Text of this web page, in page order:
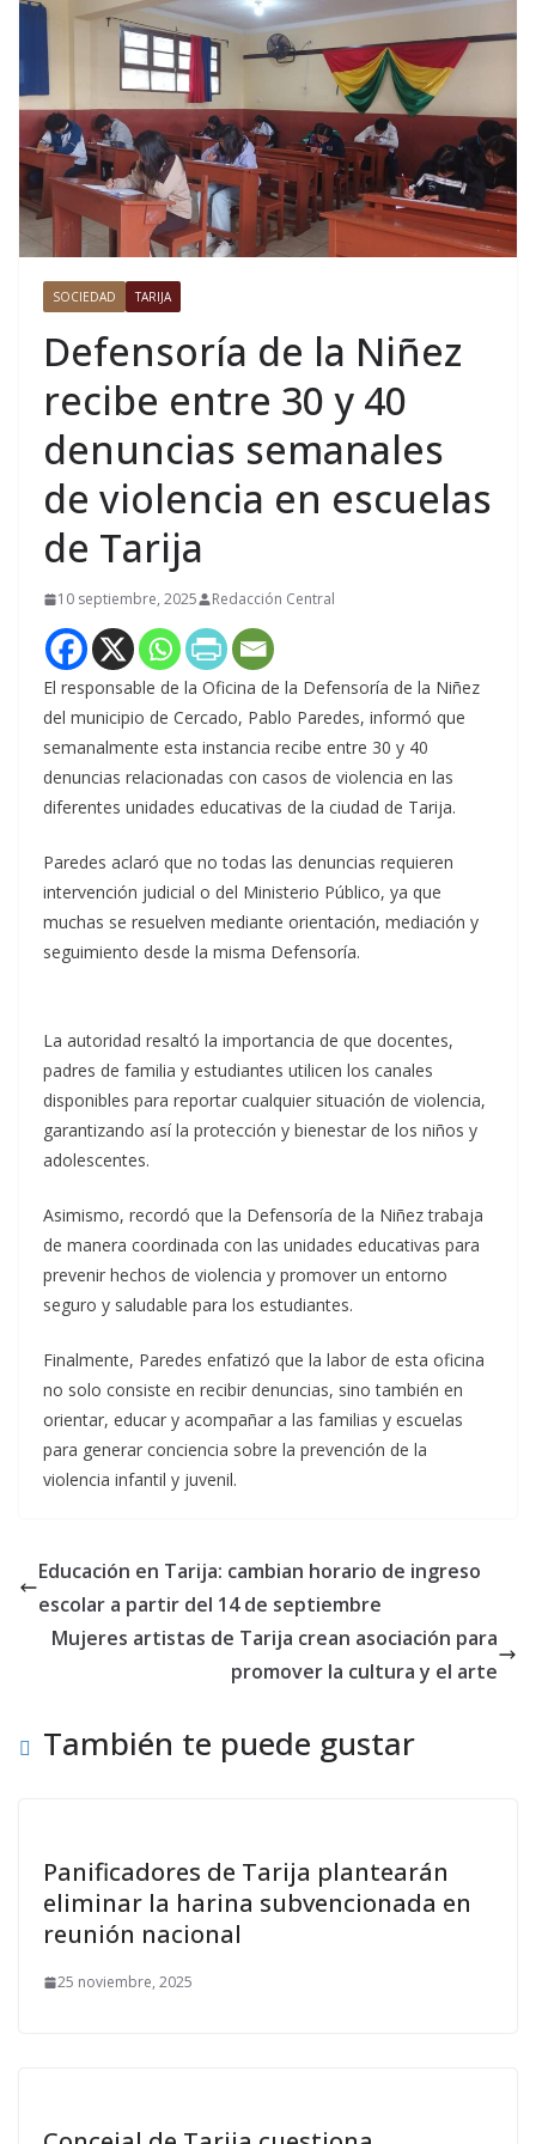
SOCIEDAD TARIJA
Defensoría de la Niñez
recibe entre 30 y 40
denuncias semanales
de violencia en escuelas
de Tarija
10 septiembre, 2025 Redacción Central
El responsable de la Oficina de la Defensoría de la Niñez
del municipio de Cercado, Pablo Paredes, informó que
semanalmente esta instancia recibe entre 30 y 40
denuncias relacionadas con casos de violencia en las
diferentes unidades educativas de la ciudad de Tarija.
Paredes aclaró que no todas las denuncias requieren
intervención judicial o del Ministerio Público, ya que
muchas se resuelven mediante orientación, mediación y
seguimiento desde la misma Defensoría.
La autoridad resaltó la importancia de que docentes,
padres de familia y estudiantes utilicen los canales
disponibles para reportar cualquier situación de violencia,
garantizando así la protección y bienestar de los niños y
adolescentes.
Asimismo, recordó que la Defensoría de la Niñez trabaja
de manera coordinada con las unidades educativas para
prevenir hechos de violencia y promover un entorno
seguro y saludable para los estudiantes.
Finalmente, Paredes enfatizó que la labor de esta oficina
no solo consiste en recibir denuncias, sino también en
orientar, educar y acompañar a las familias y escuelas
para generar conciencia sobre la prevención de la
violencia infantil y juvenil.
Educación en Tarija: cambian horario de ingreso
escolar a partir del 14 de septiembre
Mujeres artistas de Tarija crean asociación para
promover la cultura y el arte
También te puede gustar
Panificadores de Tarija plantearán
eliminar la harina subvencionada en
reunión nacional
25 noviembre, 2025